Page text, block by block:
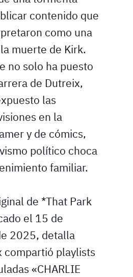
contenido que
como una
muerte de Kirk.
no solo ha puesto
de Dutreix,
las
en la
y de cómics,
político choca
familiar.
de *That Park
el 15 de
2025, detalla
compartió playlists
«CHARLIE